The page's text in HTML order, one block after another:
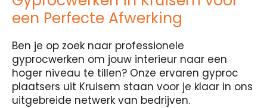
een Perfecte Afwerking
Ben je op zoek naar professionele
gyprocwerken om jouw interieur naar een
hoger niveau te tillen? Onze ervaren gyproc
plaatsers uit Kruisem staan voor je klaar in ons
uitgebreide netwerk van bedrijven.